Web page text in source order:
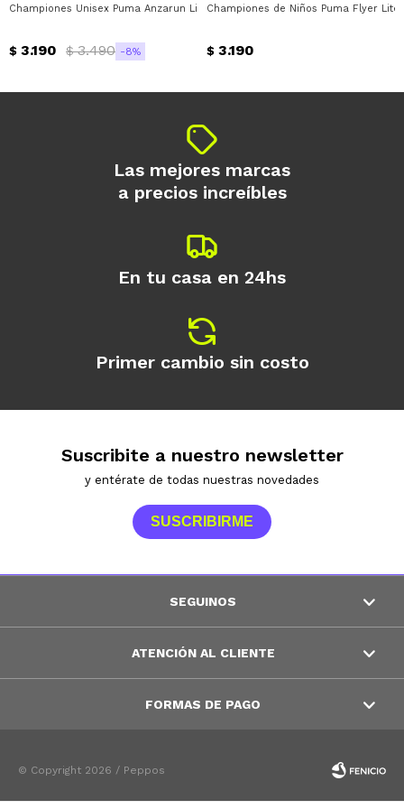
Championes Unisex Puma Anzarun Lite Puma - Azul Marino - Rosado - Verde
$ 3.190 $ 3.490 8
Championes de Niños Puma Flyer
$ 3.190
Las mejores marcas
a precios increíbles
En tu casa en 24hs
Primer cambio sin costo
Suscribite a nuestro newsletter
y entérate de todas nuestras novedades
SUSCRIBIRME
SEGUINOS
ATENCIÓN AL CLIENTE
FORMAS DE PAGO
© Copyright 2026 / Peppos
Día Mes Año
Continuar